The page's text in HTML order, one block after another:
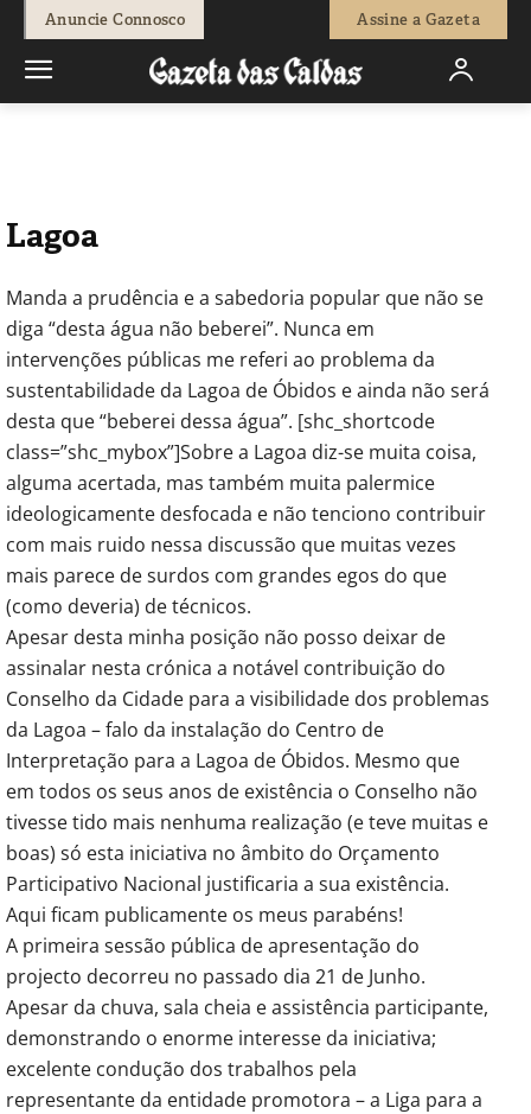
Anuncie Connosco Assine a Gazeta
João Diniz - 29 de Junho, 2018 0
Lagoa
Manda a prudência e a sabedoria popular que não se
diga “desta água não beberei”. Nunca em
intervenções públicas me referi ao problema da
sustentabilidade da Lagoa de Óbidos e ainda não será
desta que “beberei dessa água”. [shc_shortcode
class=”shc_mybox”]Sobre a Lagoa diz-se muita coisa,
alguma acertada, mas também muita palermice
ideologicamente desfocada e não tenciono contribuir
com mais ruido nessa discussão que muitas vezes
mais parece de surdos com grandes egos do que
(como deveria) de técnicos.
Apesar desta minha posição não posso deixar de
assinalar nesta crónica a notável contribuição do
Conselho da Cidade para a visibilidade dos problemas
da Lagoa – falo da instalação do Centro de
Interpretação para a Lagoa de Óbidos. Mesmo que
em todos os seus anos de existência o Conselho não
tivesse tido mais nenhuma realização (e teve muitas e
boas) só esta iniciativa no âmbito do Orçamento
Participativo Nacional justificaria a sua existência.
Aqui ficam publicamente os meus parabéns!
A primeira sessão pública de apresentação do
projecto decorreu no passado dia 21 de Junho.
Apesar da chuva, sala cheia e assistência participante,
demonstrando o enorme interesse da iniciativa;
excelente condução dos trabalhos pela
representante da entidade promotora – a Liga para a